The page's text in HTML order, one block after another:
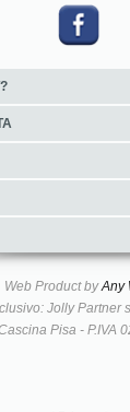
Web Product byAny
Jolly Partner
Pisa - P.IVA